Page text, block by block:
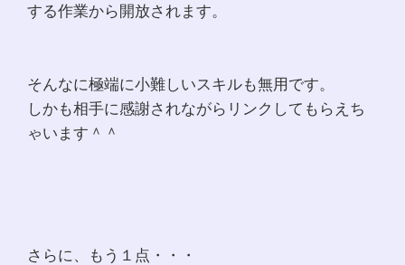
する作業から開放されます。
そんなに極端に小難しいスキルも無用です。
しかも相手に感謝されながらリンクしてもらえち
ゃいます＾＾
さらに、もう１点・・・